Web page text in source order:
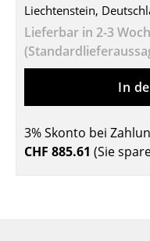
Sekretäre & PC-
Konferenztische
Stehtische &
Kindertische
Gartentische
Liechtenstein,
Lieferbar in 2-3
In
3% Skonto bei
CHF 885.61 (Sie